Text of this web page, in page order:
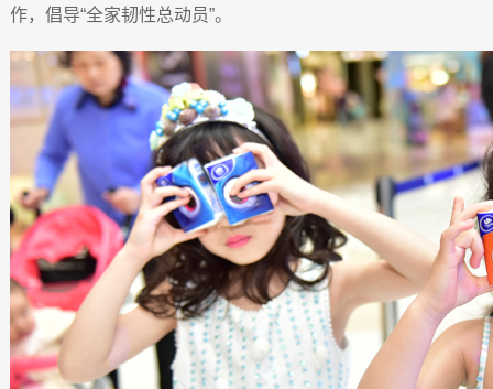
作，倡导“全家韧性总动员”。